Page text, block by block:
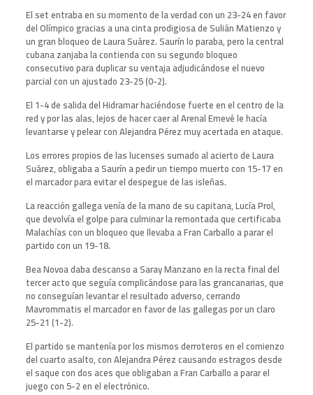
El set entraba en su momento de la verdad con un 23-24 en favor
del Olímpico gracias a una cinta prodigiosa de Sulián Matienzo y
un gran bloqueo de Laura Suárez. Saurín lo paraba, pero la central
cubana zanjaba la contienda con su segundo bloqueo
consecutivo para duplicar su ventaja adjudicándose el nuevo
parcial con un ajustado 23-25 (0-2).
El 1-4 de salida del Hidramar haciéndose fuerte en el centro de la
red y por las alas, lejos de hacer caer al Arenal Emevé le hacía
levantarse y pelear con Alejandra Pérez muy acertada en ataque.
Los errores propios de las lucenses sumado al acierto de Laura
Suárez, obligaba a Saurín a pedir un tiempo muerto con 15-17 en
el marcador para evitar el despegue de las isleñas.
La reacción gallega venía de la mano de su capitana, Lucía Prol,
que devolvía el golpe para culminar la remontada que certificaba
Malachías con un bloqueo que llevaba a Fran Carballo a parar el
partido con un 19-18.
Bea Novoa daba descanso a Saray Manzano en la recta final del
tercer acto que seguía complicándose para las grancanarias, que
no conseguían levantar el resultado adverso, cerrando
Mavrommatis el marcador en favor de las gallegas por un claro
25-21 (1-2).
El partido se mantenía por los mismos derroteros en el comienzo
del cuarto asalto, con Alejandra Pérez causando estragos desde
el saque con dos aces que obligaban a Fran Carballo a parar el
juego con 5-2 en el electrónico.